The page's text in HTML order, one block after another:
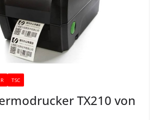
TSC
TX210 von